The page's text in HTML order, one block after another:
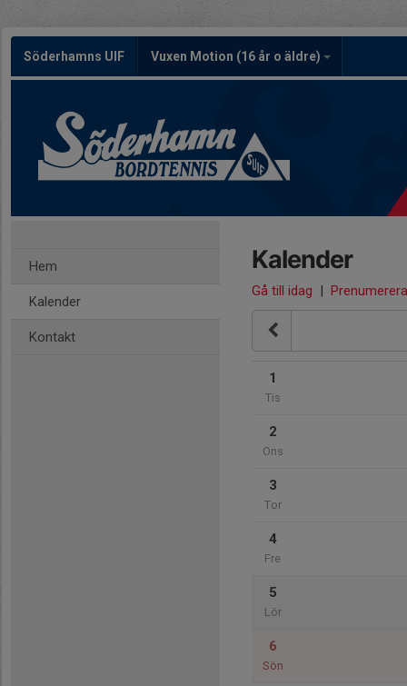
Söderhamns UIF Vuxen Motion (16 år o äldre)
Hem
Kalender
Kontakt
Kalender
Gå till idag | Prenumerera
1
Tis
2
Ons
3
Tor
4
Fre
5
Lör
6
Sön